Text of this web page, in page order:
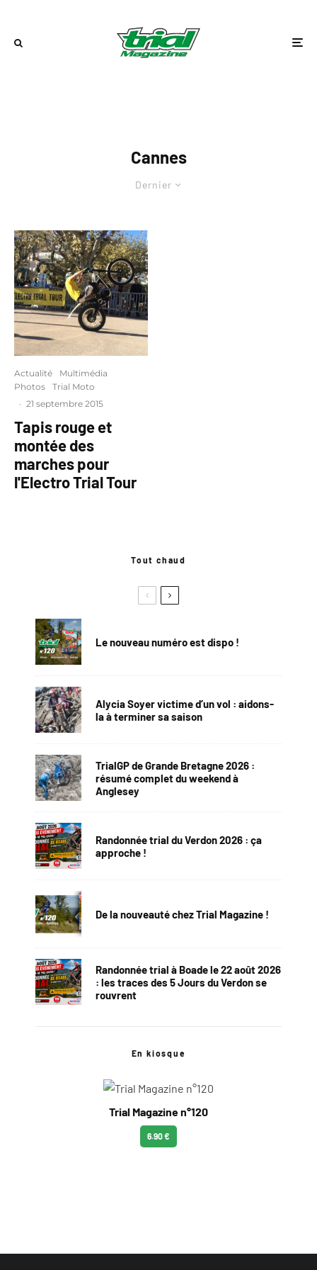
Cannes
Dernier
Actualité
Multimédia
Photos
Trial Moto
· 21 septembre 2015
Tapis rouge et
montée des
marches pour
l'Electro Trial Tour
Tout chaud
Le nouveau numéro est dispo !
Alycia Soyer victime d’un vol : aidons-
la à terminer sa saison
TrialGP de Grande Bretagne 2026 :
résumé complet du weekend à
Anglesey
Randonnée trial du Verdon 2026 : ça
approche !
De la nouveauté chez Trial Magazine !
Randonnée trial à Boade le 22 août 2026
: les traces des 5 Jours du Verdon se
rouvrent
En kiosque
Trial Magazine n°120
6.90 €